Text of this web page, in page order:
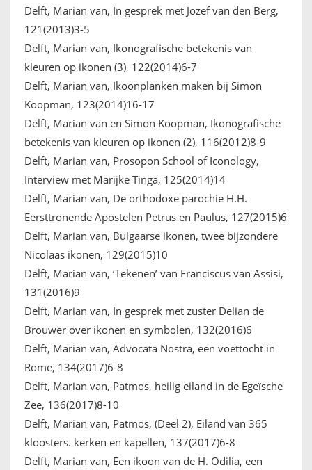
Delft, Marian van, In gesprek met Jozef van den Berg,
121(2013)3-5
Delft, Marian van, Ikonografische betekenis van
kleuren op ikonen (3), 122(2014)6-7
Delft, Marian van, Ikoonplanken maken bij Simon
Koopman, 123(2014)16-17
Delft, Marian van en Simon Koopman, Ikonografische
betekenis van kleuren op ikonen (2), 116(2012)8-9
Delft, Marian van, Prosopon School of Iconology,
Interview met Marijke Tinga, 125(2014)14
Delft, Marian van, De orthodoxe parochie H.H.
Eersttronende Apostelen Petrus en Paulus, 127(2015)6
Delft, Marian van, Bulgaarse ikonen, twee bijzondere
Nicolaas ikonen, 129(2015)10
Delft, Marian van, ‘Tekenen’ van Franciscus van Assisi,
131(2016)9
Delft, Marian van, In gesprek met zuster Delian de
Brouwer over ikonen en symbolen, 132(2016)6
Delft, Marian van, Advocata Nostra, een voettocht in
Rome, 134(2017)6-8
Delft, Marian van, Patmos, heilig eiland in de Egeïsche
Zee, 136(2017)8-10
Delft, Marian van, Patmos, (Deel 2), Eiland van 365
kloosters. kerken en kapellen, 137(2017)6-8
Delft, Marian van, Een ikoon van de H. Odilia, een